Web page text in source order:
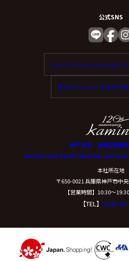
公式SNS
Enjoy tax-free shopping at
歡迎在 Kamine 享受免稅購
神戸 時計・宝飾正規販
Authorized Dealer Watches and
本社所在地
〒650-0021 兵庫県神戸市中
【営業時間】10:30〜
【TEL】 0120-